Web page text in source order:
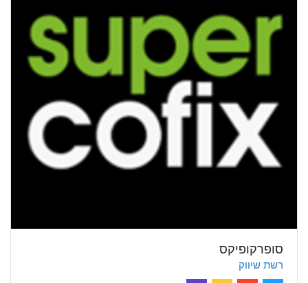
סופרקופיקס
רשת שיווק